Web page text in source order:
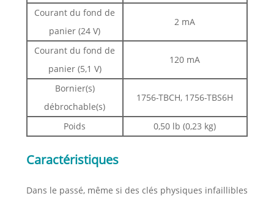
Courant du fond de
panier (24 V)
2 mA
Courant du fond de
panier (5,1 V)
120 mA
Bornier(s)
débrochable(s)
1756-TBCH, 1756-TBS6H
Poids 0,50 lb (0,23 kg)
Caractéristiques
Dans le passé, même si des clés physiques infaillibles